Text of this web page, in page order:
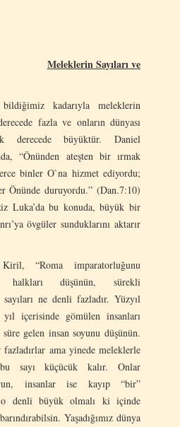
Meleklerin Sayıları ve
bildiğimiz kadarıyla meleklerin
fazla ve onların dünyası
derecede büyüktür. Daniel
“Önünden ateşten bir ırmak
binler O`na hizmet ediyordu;
Önünde duruyordu.” (Dan.7:10)
Luka’da bu konuda, büyük bir
övgüler sunduklarını aktarır
“Roma imparatorluğunu
halkları düşünün, sürekli
ne denli fazladır. Yüzyıl
içerisinde gömülen insanları
gelen insan soyunu düşünün.
fazladırlar ama yinede meleklerle
bu sayı küçücük kalır. Onlar
insanlar ise kayıp “bir”
denli büyük olmalı ki içinde
Yaşadığımız dünya